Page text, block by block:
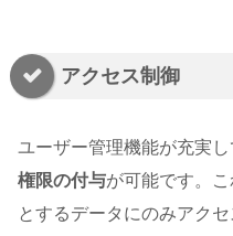
アクセス制御
ユーザー管理機能が充実し
権限の付与が可能です。
とするデータにのみアク